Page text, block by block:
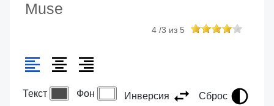
Muse
4/3 из 5
Текст Фон Инверсия Сброс